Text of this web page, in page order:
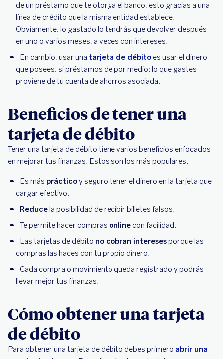
de un préstamo que te otorga el banco, esto gracias a una
línea de crédito que la misma entidad establece.
Obviamente, lo gastado lo tendrás que devolver después
en uno o varios meses, a veces con intereses.
En cambio, usar una tarjeta de débito es usar el dinero
que posees, si préstamos de por medio: lo que gastes
proviene de tu cuenta de ahorros asociada.
Beneficios de tener una
tarjeta de débito
Tener una tarjeta de débito tiene varios beneficios enfocados
en mejorar tus finanzas. Estos son los más populares.
Es más prácticoy seguro tener el dinero en la tarjeta que
cargar efectivo.
Reducela posibilidad de recibir billetes falsos.
Te permite hacer compras online con facilidad.
Las tarjetas de débito no cobran interesesporque las
compras las haces con tu propio dinero.
Cada compra o movimiento queda registrado y podrás
llevar mejor tus finanzas.
Cómo obtener una tarjeta
de débito
Para obtener una tarjeta de débito debes primero abrir una